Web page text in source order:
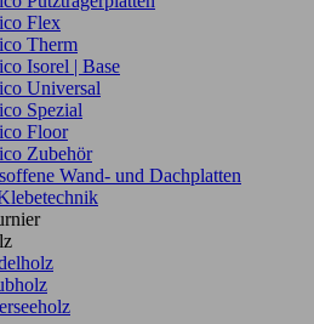
Flex
Therm
Isorel | Base
Universal
Spezial
Floor
Zubehör
Wand- und Dachplatten